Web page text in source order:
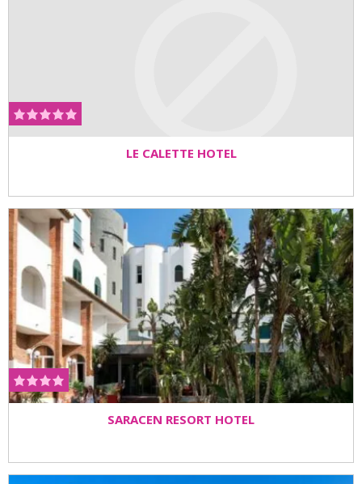
LE CALETTE HOTEL
SARACEN RESORT HOTEL